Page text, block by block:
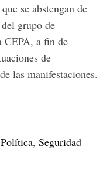
se abstengan de
grupo de
CEPA, a fin de
de
las manifestaciones.
Política, Seguridad